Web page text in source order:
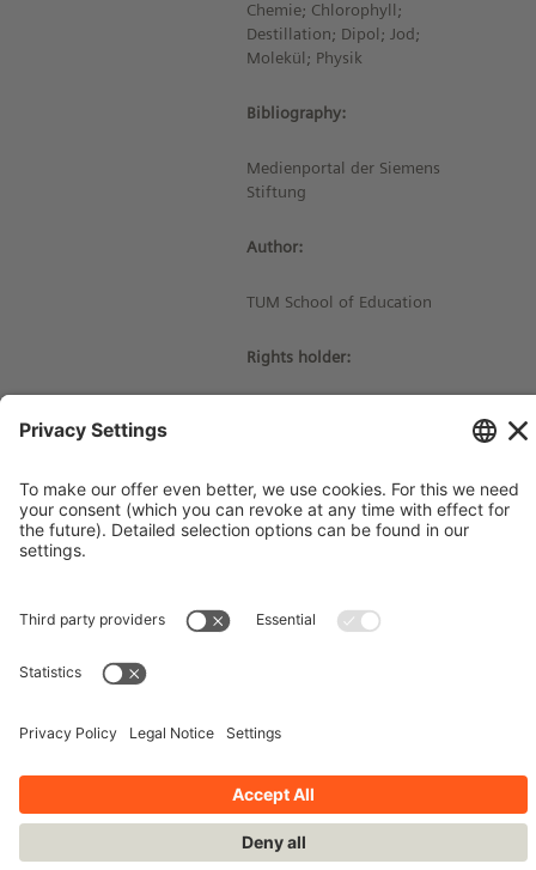
Chemie; Chlorophyll;
Destillation; Dipol; Jod;
Molekül; Physik
Bibliography:
Medienportal der Siemens
Stiftung
Author:
TUM School of Education
Rights holder:
Imprint
Privacy Policy
Terms and Conditions